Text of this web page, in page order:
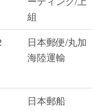
組
日本郵便/丸加
海陸運輸
日本郵船